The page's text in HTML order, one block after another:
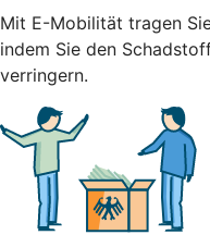
Mit E-Mobilität tragen
indem Sie den
verringern.